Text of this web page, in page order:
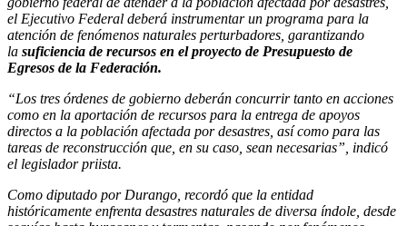
el Ejecutivo Federal deberá instrumentar un programa para la
atención de fenómenos naturales perturbadores, garantizando
la suficiencia de recursos en el proyecto de Presupuesto de
Egresos de la Federación.
“Los tres órdenes de gobierno deberán concurrir tanto en acciones
como en la aportación de recursos para la entrega de apoyos
directos a la población afectada por desastres, así como para las
tareas de reconstrucción que, en su caso, sean necesarias”, indicó
el legislador priista.
Como diputado por Durango, recordó que la entidad
históricamente enfrenta desastres naturales de diversa índole, desde